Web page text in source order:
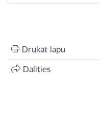
Drukāt lapu
Dalīties